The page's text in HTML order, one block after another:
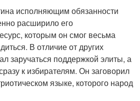
исполняющим обязанности
расширило его
которым он смог весьма
В отличие от других
заручаться поддержкой элиты, а
к избирателям. Он заговорил
языке, которого народ